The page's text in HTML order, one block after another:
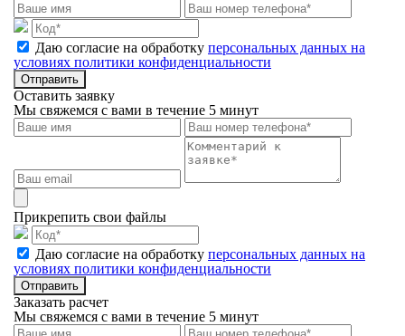
Даю согласие на обработку персональных данных на
условиях политики конфиденциальности
Отправить
Оставить заявку
Мы свяжемся с вами в течение 5 минут
Прикрепить свои файлы
Даю согласие на обработку персональных данных на
условиях политики конфиденциальности
Отправить
Заказать расчет
Мы свяжемся с вами в течение 5 минут